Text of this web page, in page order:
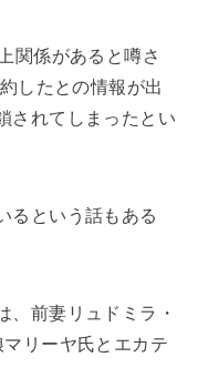
関係があると噂さ
したとの情報が出
されてしまったとい
るという話もある
、前妻リュドミラ・
リーヤ氏とエカテ